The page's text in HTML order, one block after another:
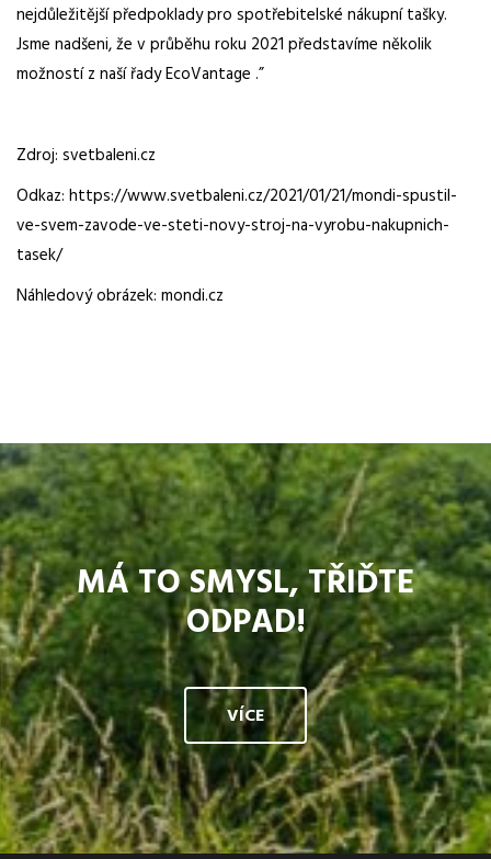
nejdůležitější předpoklady pro spotřebitelské nákupní tašky.
Jsme nadšeni, že v průběhu roku 2021 představíme několik
možností z naší řady EcoVantage .”
Zdroj: svetbaleni.cz
Odkaz: https://www.svetbaleni.cz/2021/01/21/mondi-spustil-
ve-svem-zavode-ve-steti-novy-stroj-na-vyrobu-nakupnich-
tasek/
Náhledový obrázek: mondi.cz
MÁ TO SMYSL, TŘIĎTE
ODPAD!
VÍCE